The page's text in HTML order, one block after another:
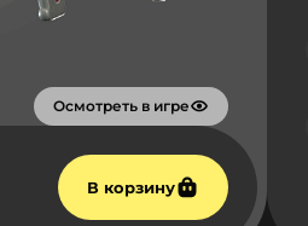
Осмотреть в игре
В корзину